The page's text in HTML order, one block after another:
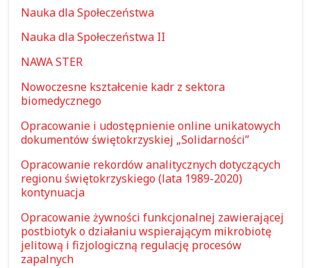
Nauka dla Społeczeństwa
Nauka dla Społeczeństwa II
NAWA STER
Nowoczesne kształcenie kadr z sektora
biomedycznego
Opracowanie i udostępnienie online unikatowych
dokumentów świętokrzyskiej „Solidarności”
Opracowanie rekordów analitycznych dotyczących
regionu świętokrzyskiego (lata 1989-2020)
kontynuacja
Opracowanie żywności funkcjonalnej zawierającej
postbiotyk o działaniu wspierającym mikrobiotę
jelitową i fizjologiczną regulację procesów
zapalnych